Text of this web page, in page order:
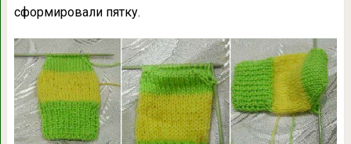
сформировали пятку.